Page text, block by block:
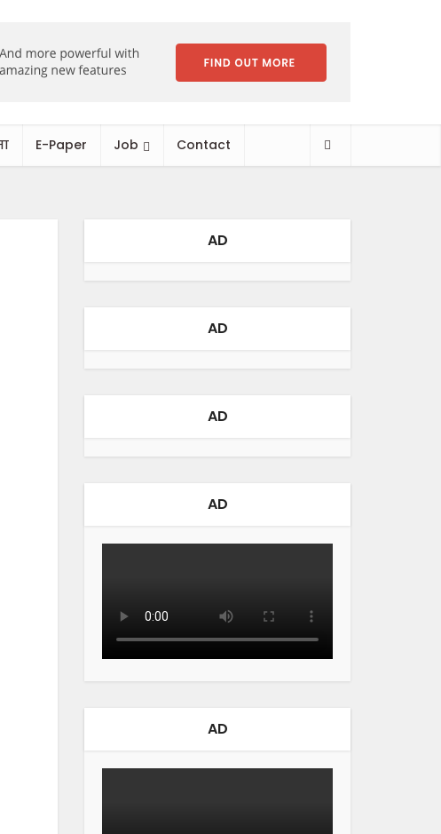
E-Paper Job Contact
AD
AD
AD
AD
AD